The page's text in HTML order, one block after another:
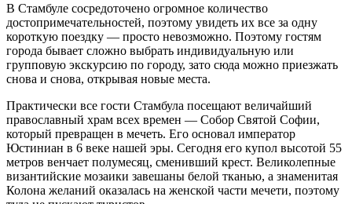
В Стамбуле сосредоточено огромное количество
достопримечательностей, поэтому увидеть их все за одну
короткую поездку — просто невозможно. Поэтому гостям
города бывает сложно выбрать индивидуальную или
групповую экскурсию по городу, зато сюда можно приезжать
снова и снова, открывая новые места.
Практически все гости Стамбула посещают величайший
православный храм всех времен — Собор Святой Софии,
который превращен в мечеть. Его основал император
Юстиниан в 6 веке нашей эры. Сегодня его купол высотой 55
метров венчает полумесяц, сменивший крест. Великолепные
византийские мозаики завешаны белой тканью, а знаменитая
Колона желаний оказалась на женской части мечети, поэтому